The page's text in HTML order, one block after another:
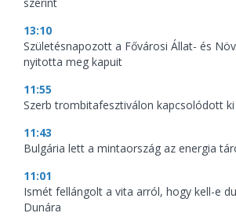
13:10
Születésnapozott a Fővárosi Állat- és
nyitotta meg kapuit
11:55
Szerb trombitafesztiválon kapcsolódott
11:43
Bulgária lett a mintaország az energia
11:01
Ismét fellángolt a vita arról, hogy kell-e
Dunára